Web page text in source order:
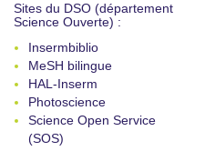
Sites du DSO (département
Science Ouverte) :
Insermbiblio
MeSH bilingue
HAL-Inserm
Photoscience
Science Open Service
(SOS)